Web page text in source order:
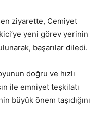
ziyarette, Cemiyet
yeni görev yerinin
başarılar diledi.
doğru ve hızlı
ile emniyet teşkilatı
büyük önem taşıdığını